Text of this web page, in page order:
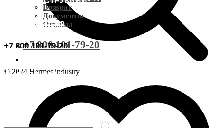
ОСТАВИТЬ ОТЗЫВ
+7 800 101-79-20
ИНФОРМАЦИЯ
Доставка CDEK
Документы
Возврат
Документы
Отзывы
+7 800 101-79-20
© 2024 Hermes industry